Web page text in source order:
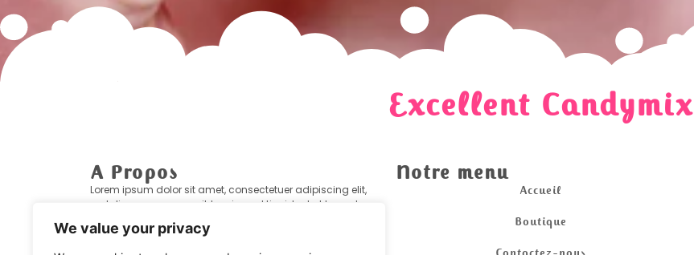
We value your privacy
Excellent Candymix
A Propos
Lorem ipsum dolor sit amet, consectetuer adipiscing elit,
sed diam nonummy nibh euismod tincidunt ut laoreet
minim veniam, quis nostrud exerci tation ullamcorper
Notre menu
Accueil
Boutique